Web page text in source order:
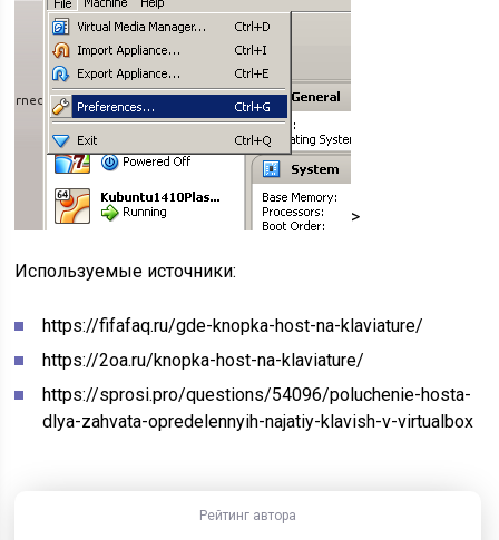
>
Используемые источники:
https://fifafaq.ru/gde-knopka-host-na-klaviature/
https://2oa.ru/knopka-host-na-klaviature/
https://sprosi.pro/questions/54096/poluchenie-hosta-
dlya-zahvata-opredelennyih-najatiy-klavish-v-virtualbox
Рейтинг автора